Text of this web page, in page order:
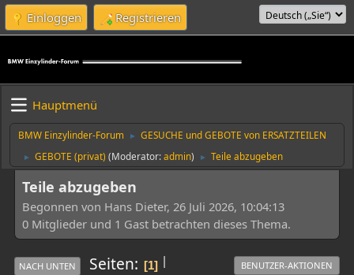
Einloggen Registrieren
Hauptmenü
BMW Einzylinder-Forum ► GESUCHE und GEBOTE von ERSATZTEILEN
► GEBOTE (privat) (Moderator:admin) ► Teile abzugeben
Teile abzugeben
Begonnen von Hans Dieter, 26 Juli 2026, 10:04:13
0 Mitglieder und 1 Gast betrachten dieses Thema.
|
NACH UNTEN Seiten 1 BENUTZER-AKTIONEN